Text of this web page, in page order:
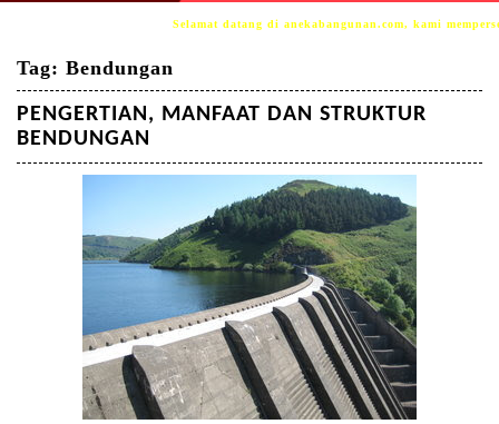
Selamat datang di anekabangunan.com, kami
Tag: Bendungan
PENGERTIAN, MANFAAT DAN STRUKTUR
BENDUNGAN